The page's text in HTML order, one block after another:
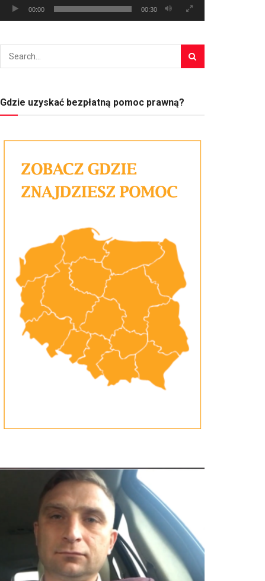
00:00 00:30
Gdzie uzyskać bezpłatną pomoc prawną?